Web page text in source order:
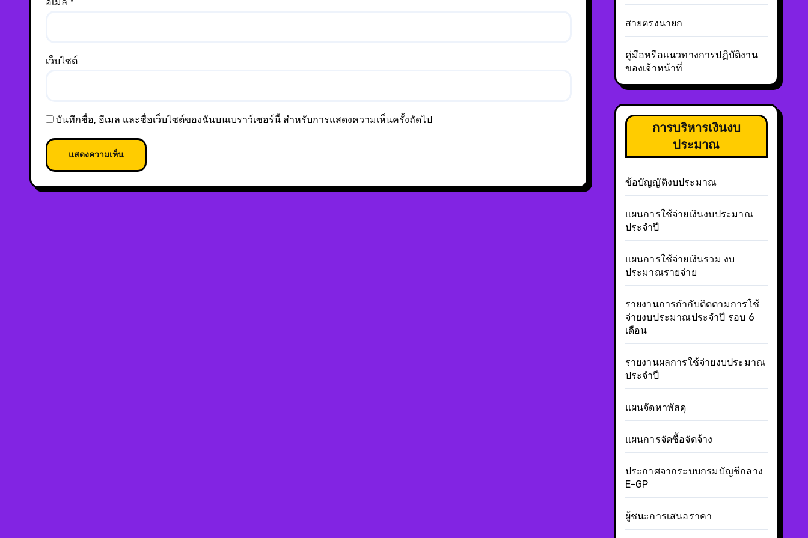
เว็บไซต์
บันทึกชื่อ, อีเมล และชื่อเว็บไซต์ของฉันบนเบราว์เซอร์นี้ สำหรับการแสดงความเห็นครั้งถัดไป
สายตรงนายก
คู่มือหรือแนวทางการปฏิบัติงาน
ของเจ้าหน้าที่
การบริหารเงินงบ
ประมาณ
ข้อบัญญัติงบประมาณ
แผนการใช้จ่ายเงินงบประมาณ
ประจำปี
แผนการใช้จ่ายเงินรวม งบ
ประมาณรายจ่าย
รายงานการกำกับติดตามการใช้
จ่ายงบประมาณประจำปี รอบ 6
เดือน
รายงานผลการใช้จ่ายงบประมาณ
ประจำปี
แผนจัดหาพัสดุ
แผนการจัดซื้อจัดจ้าง
ประกาศจากระบบกรมบัญชีกลาง
E-GP
ผู้ชนะการเสนอราคา